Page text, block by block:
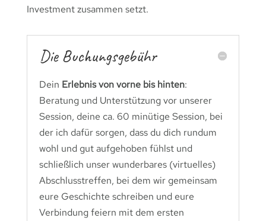
Investment zusammen setzt.
Die Buchungsgebühr
Dein Erlebnis von vorne bis hinten:
Beratung und Unterstützung vor unserer
Session, deine ca. 60 minütige Session, bei
der ich dafür sorgen, dass du dich rundum
wohl und gut aufgehoben fühlst und
schließlich unser wunderbares (virtuelles)
Abschlusstreffen, bei dem wir gemeinsam
eure Geschichte schreiben und eure
Verbindung feiern mit dem ersten